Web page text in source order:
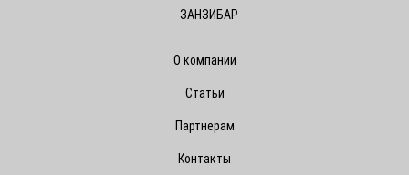
ЗАНЗИБАР
О компании
Статьи
Партнерам
Контакты